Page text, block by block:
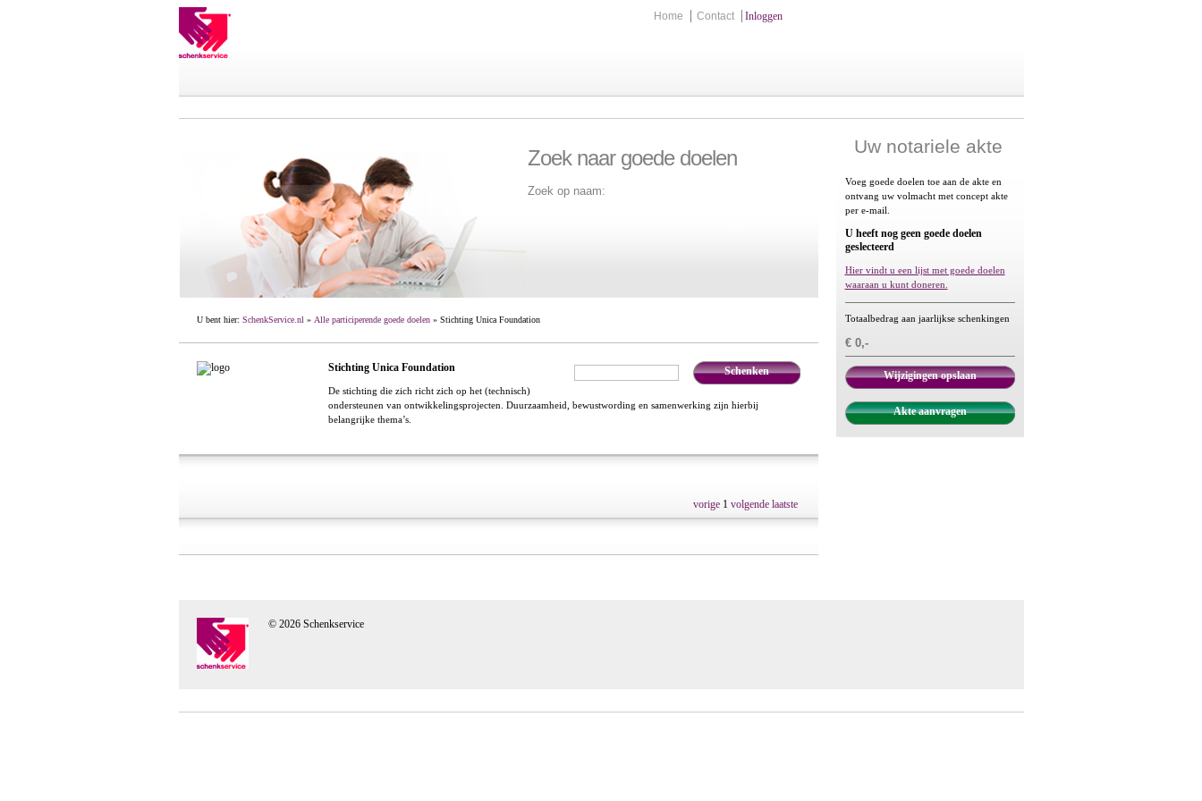
Home Contact Inloggen
Zoek naar goede doelen
Zoek op naam:
U bent hier: SchenkService.nl » Alle participerende goede doelen» Stichting Unica Foundation
Schenken
Stichting Unica Foundation
De stichting die zich richt zich op het (technisch)
ondersteunen van ontwikkelingsprojecten. Duurzaamheid, bewustwording en samenwerking zijn hierbij
belangrijke thema’s.
vorige 1 volgende laatste
Uw notariele akte
Voeg goede doelen toe aan de akte en
ontvang uw volmacht met concept akte
per e-mail.
U heeft nog geen goede doelen
geslecteerd
Hier vindt u een lijst met goede doelen
waaraan u kunt doneren.
Totaalbedrag aan jaarlijkse schenkingen
€ 0,-
Wijzigingen opslaan
Akte aanvragen
© 2026 Schenkservice